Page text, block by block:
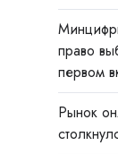
право
первом
Рынок